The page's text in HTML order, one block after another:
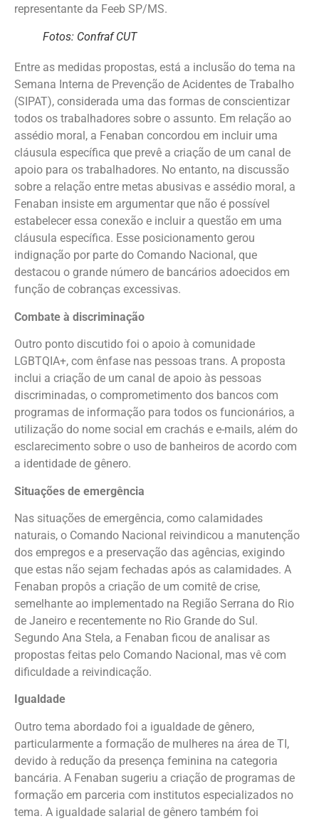
representante da Feeb SP/MS.
Fotos: Confraf CUT
Entre as medidas propostas, está a inclusão do tema na
Semana Interna de Prevenção de Acidentes de Trabalho
(SIPAT), considerada uma das formas de conscientizar
todos os trabalhadores sobre o assunto. Em relação ao
assédio moral, a Fenaban concordou em incluir uma
cláusula específica que prevê a criação de um canal de
apoio para os trabalhadores. No entanto, na discussão
sobre a relação entre metas abusivas e assédio moral, a
Fenaban insiste em argumentar que não é possível
estabelecer essa conexão e incluir a questão em uma
cláusula específica. Esse posicionamento gerou
indignação por parte do Comando Nacional, que
destacou o grande número de bancários adoecidos em
função de cobranças excessivas.
Combate à discriminação
Outro ponto discutido foi o apoio à comunidade
LGBTQIA+, com ênfase nas pessoas trans. A proposta
inclui a criação de um canal de apoio às pessoas
discriminadas, o comprometimento dos bancos com
programas de informação para todos os funcionários, a
utilização do nome social em crachás e e-mails, além do
esclarecimento sobre o uso de banheiros de acordo com
a identidade de gênero.
Situações de emergência
Nas situações de emergência, como calamidades
naturais, o Comando Nacional reivindicou a manutenção
dos empregos e a preservação das agências, exigindo
que estas não sejam fechadas após as calamidades. A
Fenaban propôs a criação de um comitê de crise,
semelhante ao implementado na Região Serrana do Rio
de Janeiro e recentemente no Rio Grande do Sul.
Segundo Ana Stela, a Fenaban ficou de analisar as
propostas feitas pelo Comando Nacional, mas vê com
dificuldade a reivindicação.
Igualdade
Outro tema abordado foi a igualdade de gênero,
particularmente a formação de mulheres na área de TI,
devido à redução da presença feminina na categoria
bancária. A Fenaban sugeriu a criação de programas de
formação em parceria com institutos especializados no
tema. A igualdade salarial de gênero também foi